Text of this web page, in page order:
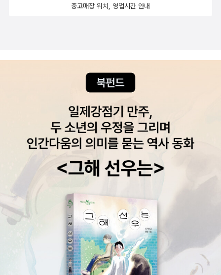
은 커졌지만, 권력자들의 갑질과바이올렛의 '찌질한' 전남친들이 줄줄
권에서는 독자의 화를 돋우는 빌런들 대신,앤다나의 가족과 제이든을
치유할명쾌한 해답을 만날 수 있기를 바란다.무엇보다 자신을 감추며
무기력해진 제이든이다시금 그 압도적인 존재감을 되찾길 간절히 기
대해 본다.#엠피리언시리즈 #판타지소설 #드래곤 #라이더#전쟁이
후 #통제와붕괴 #위태로운관계#탐험과비행 #세계관확장 #앤다나
#제이든#바이올렛 #로맨스판타지 #시리즈소설#판타지소설추천 #
서평 #리뷰 #북스타그램#독서일지 #독서기록 #책스타그램
중고매장 위치, 영업시간 안내